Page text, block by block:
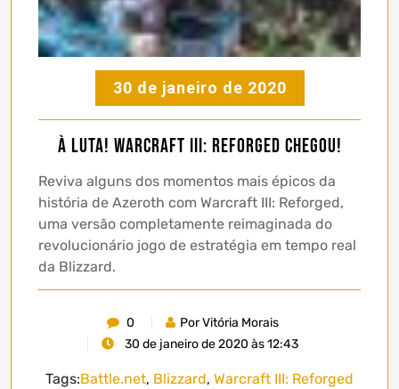
30 de janeiro de 2020
À luta! Warcraft III: Reforged chegou!
Reviva alguns dos momentos mais épicos da
história de Azeroth com Warcraft III: Reforged,
uma versão completamente reimaginada do
revolucionário jogo de estratégia em tempo real
da Blizzard.
0
Por Vitória Morais
30 de janeiro de 2020 às 12:43
Tags:Battle.net, Blizzard, Warcraft III: Reforged